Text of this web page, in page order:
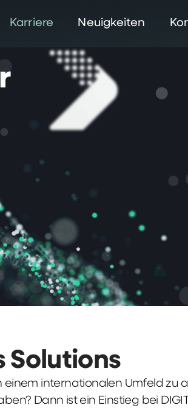
Karriere Neuigkeiten
Solutions
internationalen Umfeld zu
Dann ist ein Einstieg bei